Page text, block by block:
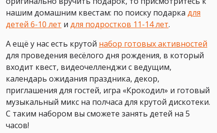
нашим домашним квестам: по поиску подарка для
детей 6-10 лет и для подростков 11-14 лет.
А ещё у нас есть крутой набор готовых активностей
для проведения весёлого дня рождения, в который
входит квест, видеочелленджи с ведущим,
календарь ожидания праздника, декор,
приглашения для гостей, игра «Крокодил» и готовый
музыкальный микс на полчаса для крутой дискотеки.
С таким набором вы сможете занять детей на 5
часов!